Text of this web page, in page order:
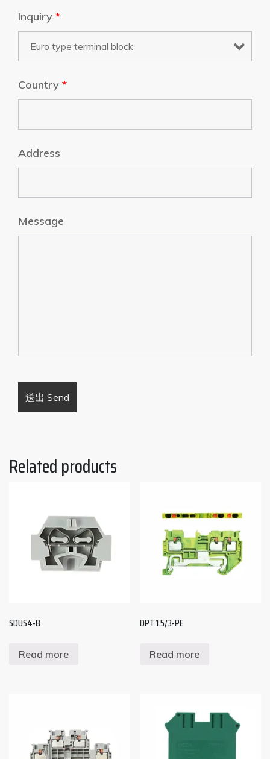
Inquiry *
Country *
Address
Message
Related products
SDUS4-B
Read more
DPT 1.5/3-PE
Read more